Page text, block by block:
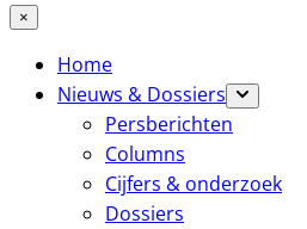
×
Home
Nieuws & Dossiers
Persberichten
Columns
Cijfers & onderzoek
Dossiers